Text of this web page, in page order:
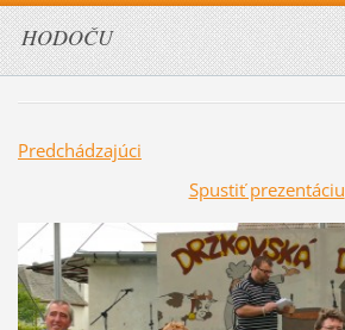
HODOČU
Predchádzajúci
Spustiť prezentáciu